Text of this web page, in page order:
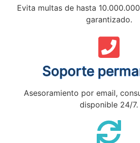
Evita multas de hasta
garantizado.
Soporte
Asesoramiento por email,
disponible 24/7.